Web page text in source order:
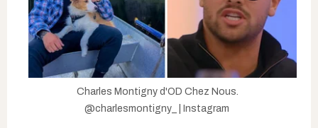
Charles Montigny d'OD Chez Nous.
@charlesmontigny_ | Instagram